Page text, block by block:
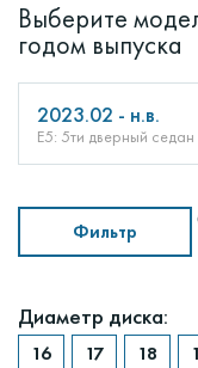
Выберите
годом выпуска
2023.02 - н.в.
E5: 5ти дверный седан
Фильтр
Диаметр диска: